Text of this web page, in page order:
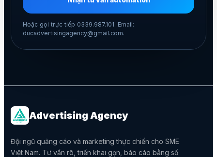
Hoặc gọi trực tiếp 0339.987.101. Email:
ducadvertisingagency@gmail.com.
Advertising Agency
Đội ngũ quảng cáo và marketing thực chiến cho SME
Việt Nam. Tư vấn rõ, triển khai gọn, báo cáo bằng số